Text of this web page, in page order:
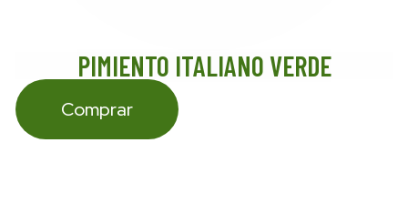
PIMIENTO ITALIANO VERDE
Comprar